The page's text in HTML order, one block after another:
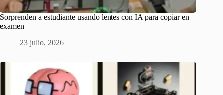
Sorprenden a estudiante usando lentes con IA para copiar en
examen
23 julio, 2026